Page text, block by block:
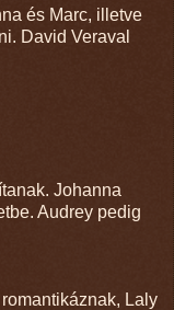
és Marc, illetve
David Veraval
Johanna
Audrey pedig
Laly